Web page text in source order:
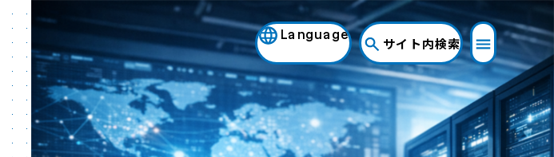
Language
サイト内検索